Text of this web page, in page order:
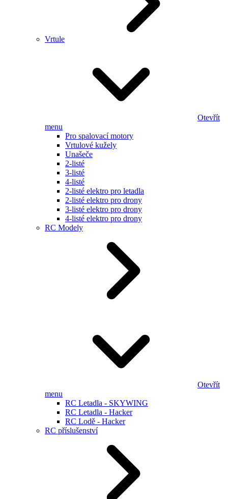
Vrtule
Otevřít
menu
Pro spalovací motory
Vrtulové kužely
Unašeče
2-listé
3-listé
4-listé
2-listé elektro pro letadla
2-listé elektro pro drony
3-listé elektro pro drony
4-listé elektro pro drony
RC Modely
Otevřít
menu
RC Letadla - SKYWING
RC Letadla - Hacker
RC Lodě - Hacker
RC příslušenství